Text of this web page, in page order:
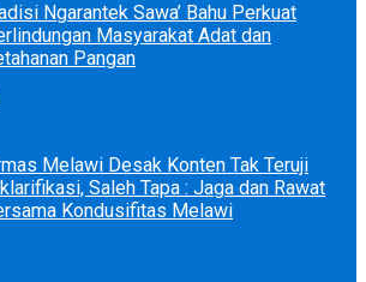
Ngarantek Sawa’ Bahu Perkuat
Masyarakat Adat dan
Pangan
Melawi Desak Konten Tak Teruji
Saleh Tapa : Jaga dan Rawat
Kondusifitas Melawi